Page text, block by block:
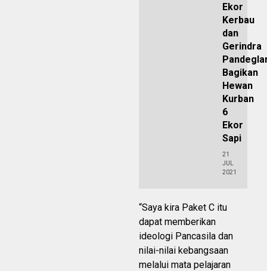
Ekor
Kerbau
dan
Gerindra
Bagikan
Hewan
Kurban
6
Ekor
Sapi
21
JUL
2021
“Saya kira Paket C itu
dapat memberikan
ideologi Pancasila dan
nilai-nilai kebangsaan
melalui mata pelajaran